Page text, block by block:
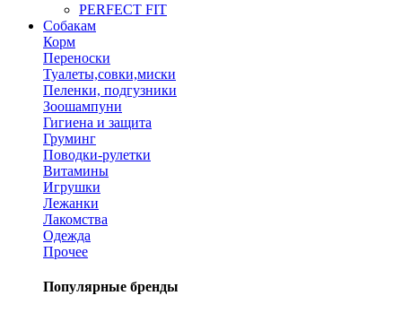
PERFECT FIT
Собакам
Корм
Переноски
Туалеты,совки,миски
Пеленки, подгузники
Зоошампуни
Гигиена и защита
Груминг
Поводки-рулетки
Витамины
Игрушки
Лежанки
Лакомства
Одежда
Прочее
Популярные бренды